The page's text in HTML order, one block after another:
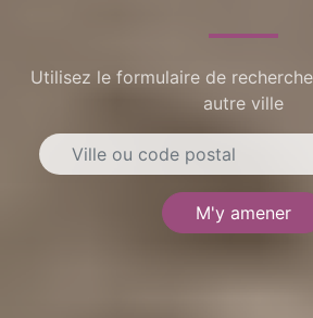
Utilisez le formulaire de
autre ville
M'y amener